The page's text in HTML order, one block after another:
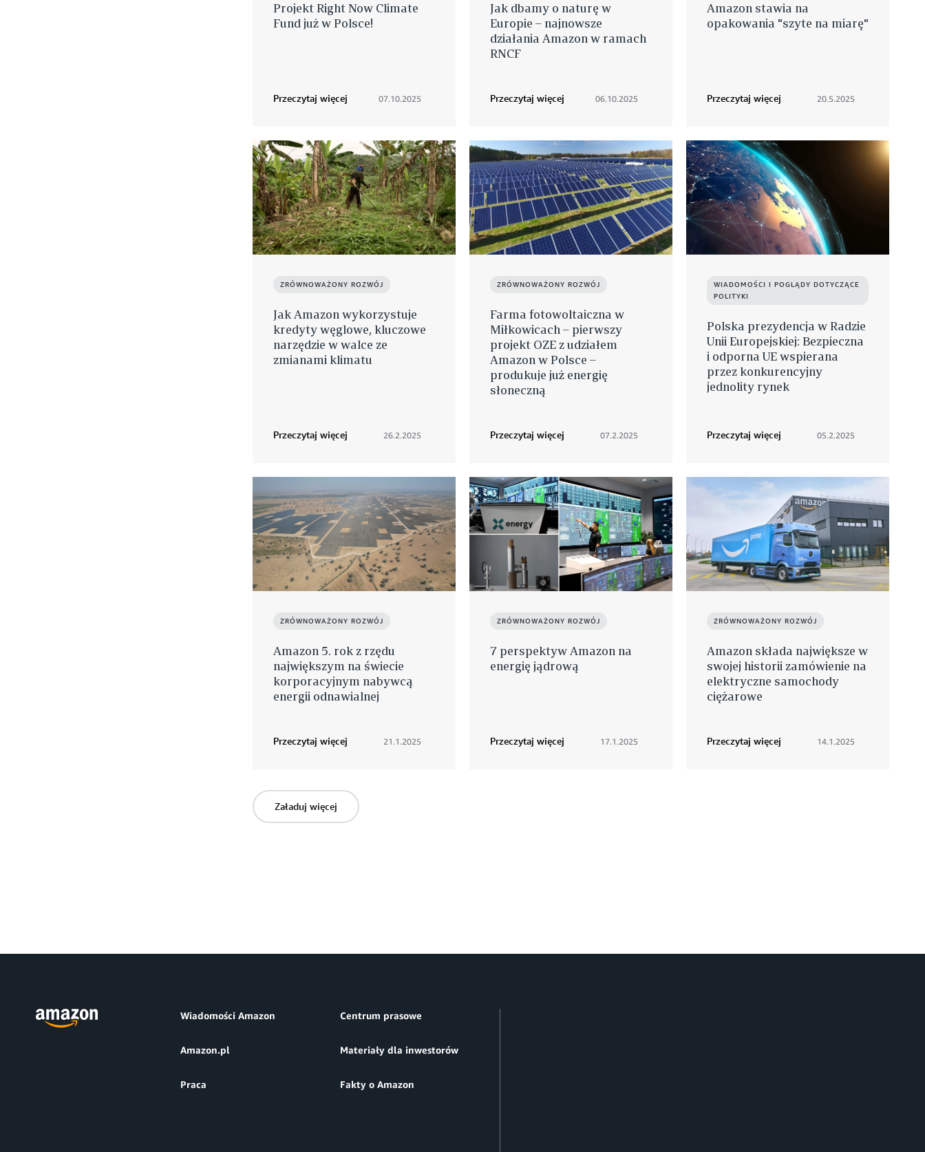
Projekt Right Now Climate
Fund już w Polsce!
Przeczytaj więcej 07.10.2025
Jak dbamy o naturę w
Europie – najnowsze
działania Amazon w ramach
RNCF
Przeczytaj więcej 06.10.2025
Amazon stawia na
opakowania "szyte na miarę"
Przeczytaj więcej 20.5.2025
ZRÓWNOWAŻONY ROZWÓJ
Jak Amazon wykorzystuje
kredyty węglowe, kluczowe
narzędzie w walce ze
zmianami klimatu
Przeczytaj więcej 26.2.2025
ZRÓWNOWAŻONY ROZWÓJ
Farma fotowoltaiczna w
Miłkowicach – pierwszy
projekt OZE z udziałem
Amazon w Polsce –
produkuje już energię
słoneczną
Przeczytaj więcej 07.2.2025
WIADOMOŚCI I POGLĄDY DOTYCZĄCE
POLITYKI
Polska prezydencja w Radzie
Unii Europejskiej: Bezpieczna
i odporna UE wspierana
przez konkurencyjny
jednolity rynek
Przeczytaj więcej 05.2.2025
ZRÓWNOWAŻONY ROZWÓJ
Amazon 5. rok z rzędu
największym na świecie
korporacyjnym nabywcą
energii odnawialnej
Przeczytaj więcej 21.1.2025
ZRÓWNOWAŻONY ROZWÓJ
7 perspektyw Amazon na
energię jądrową
Przeczytaj więcej 17.1.2025
ZRÓWNOWAŻONY ROZWÓJ
Amazon składa największe w
swojej historii zamówienie na
elektryczne samochody
ciężarowe
Przeczytaj więcej 14.1.2025
Załaduj więcej
Wiadomości Amazon Centrum prasowe
Amazon.pl Materiały dla inwestorów
Praca Fakty o Amazon